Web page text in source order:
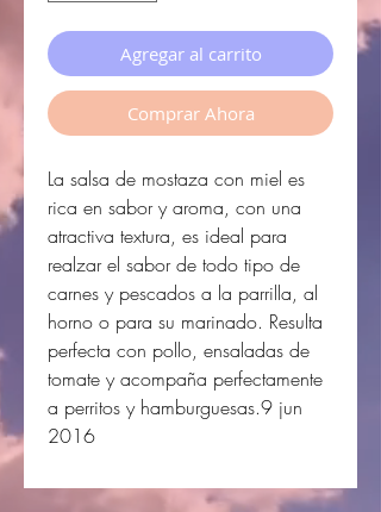
Agregar al carrito
Comprar Ahora
La salsa de mostaza con miel es
rica en sabor y aroma, con una
atractiva textura, es ideal para
realzar el sabor de todo tipo de
carnes y pescados a la parrilla, al
horno o para su marinado. Resulta
perfecta con pollo, ensaladas de
tomate y acompaña perfectamente
a perritos y hamburguesas.9 jun
2016